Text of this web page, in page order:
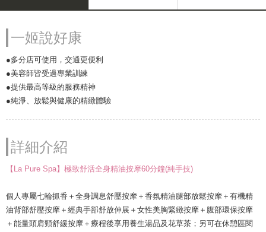
一姬說好康
●多分店可使用，交通更便利
●美容師皆受過專業訓練
●提供最高等級的服務精神
●純淨、放鬆與健康的精緻體驗
詳細介紹
【La Pure Spa】極致舒活全身精油按摩60分鐘(純手技)
個人專屬七輪抓香＋全身調息舒壓按摩＋香氛精油腿部放鬆按摩＋有機精
油背部舒壓按摩＋經典手部舒放伸展＋女性美胸緊緻按摩＋腹部環保按摩
＋能量頭肩頸舒緩按摩＋療程後享用養生湯品及花草茶；另可在休憩區閱